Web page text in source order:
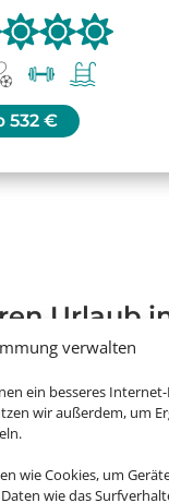
verwalten
ein besseres
wir außerdem, um
wie Cookies, um
wie das
532 €
Urlaub